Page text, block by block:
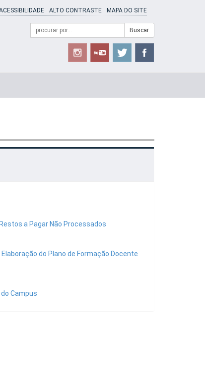
ALTO CONTRASTE MAPA DO SITE
Formulário
Campo
de
Buscar
a Pagar Não Processados
do Plano de Formação Docente
Campus